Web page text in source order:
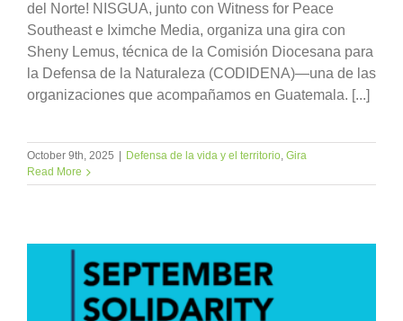
del Norte! NISGUA, junto con Witness for Peace
Southeast e Iximche Media, organiza una gira con
Sheny Lemus, técnica de la Comisión Diocesana para
la Defensa de la Naturaleza (CODIDENA)—una de las
organizaciones que acompañamos en Guatemala. [...]
October 9th, 2025 Defensa de la vida y el territorio, Gira
Read More